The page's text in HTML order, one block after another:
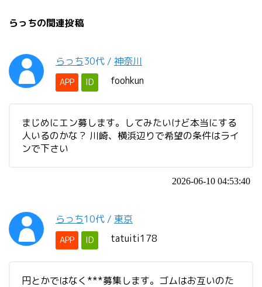
らっちの関連投稿
らっち30代 / 神奈川
APP ID foohkun
まじめにエン募します。してみたいけど本当にする
人いるのかな？ 川崎、横浜辺りで希望の条件はライ
ンで下さい
2026-06-10 04:53:40
らっち10代 / 東京
APP ID tatuiti178
円とかではなく***募集します。ゴムはお互いのた